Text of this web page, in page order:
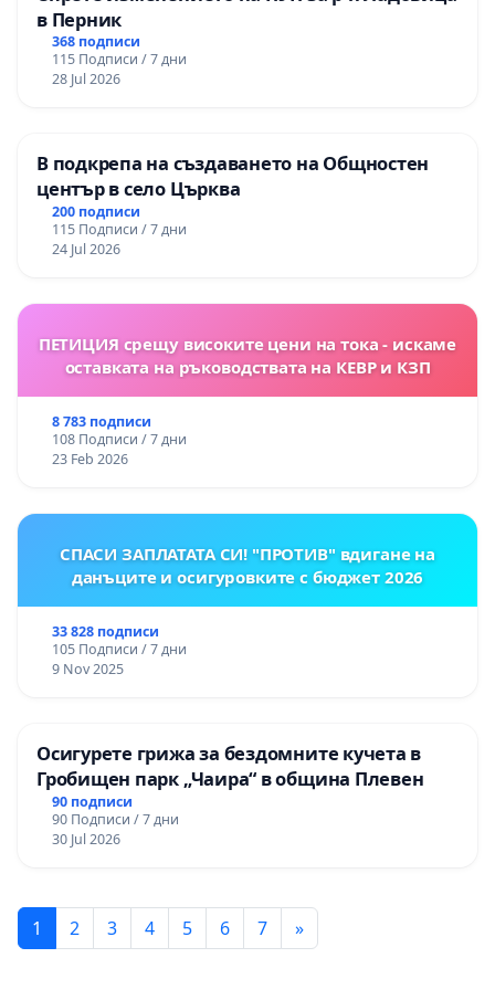
в Перник
368 подписи
115 Подписи / 7 дни
28 Jul 2026
В подкрепа на създаването на Общностен
център в село Църква
200 подписи
115 Подписи / 7 дни
24 Jul 2026
ПЕТИЦИЯ срещу високите цени на тока - искаме
оставката на ръководствата на КЕВР и КЗП
8 783 подписи
108 Подписи / 7 дни
23 Feb 2026
СПАСИ ЗАПЛАТАТА СИ! "ПРОТИВ" вдигане на
данъците и осигуровките с бюджет 2026
33 828 подписи
105 Подписи / 7 дни
9 Nov 2025
Осигурете грижа за бездомните кучета в
Гробищен парк „Чаира“ в община Плевен
90 подписи
90 Подписи / 7 дни
30 Jul 2026
1 2 3 4 5 6 7 »